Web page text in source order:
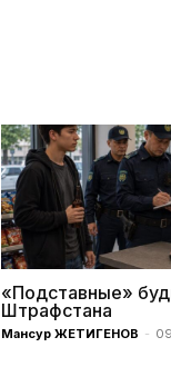
«Подставные»
Штрафстана
Мансур ЖЕТИГЕНОВ -